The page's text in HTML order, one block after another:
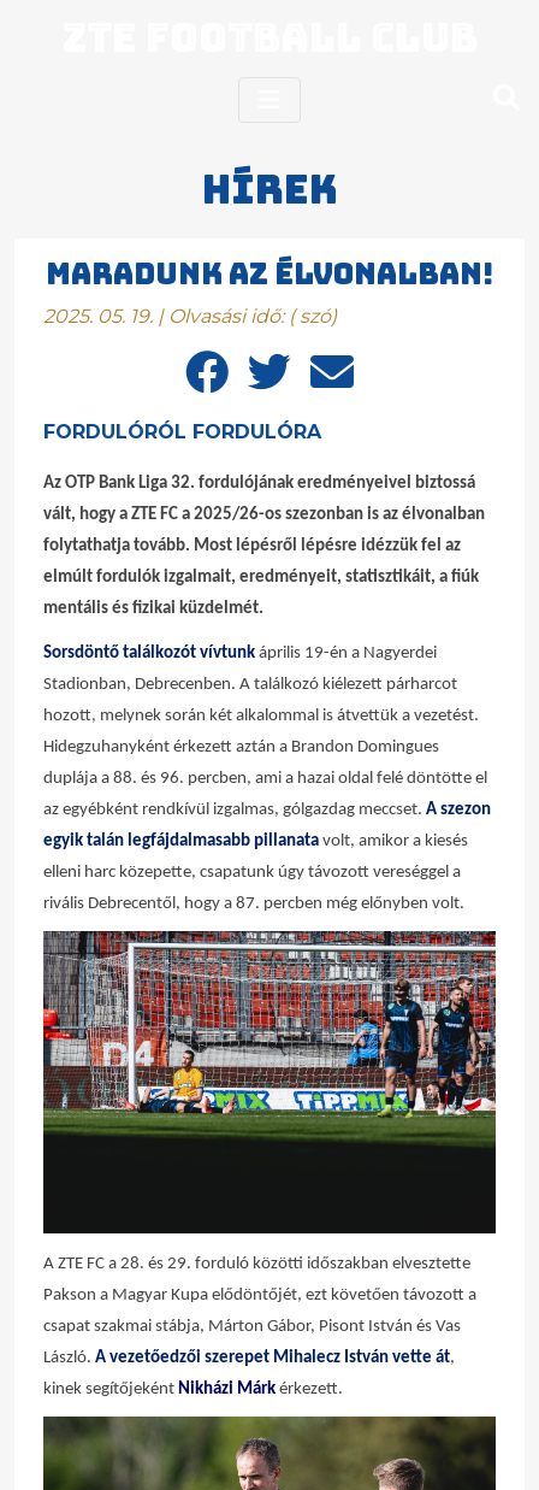
Hírek
MARADUNK AZ ÉLVONALBAN!
2025. 05. 19. | Olvasási idő: (szó)
FORDULÓRÓL FORDULÓRA
Az OTP Bank Liga 32. fordulójának eredményeivel biztossá
vált, hogy a ZTE FC a 2025/26-os szezonban is az élvonalban
folytathatja tovább. Most lépésről lépésre idézzük fel az
elmúlt fordulók izgalmait, eredményeit, statisztikáit, a fiúk
mentális és fizikai küzdelmét.
Sorsdöntő találkozót vívtunk április 19-én a Nagyerdei
Stadionban, Debrecenben. A találkozó kiélezett párharcot
hozott, melynek során két alkalommal is átvettük a vezetést.
Hidegzuhanyként érkezett aztán a Brandon Domingues
duplája a 88. és 96. percben, ami a hazai oldal felé döntötte el
az egyébként rendkívül izgalmas, gólgazdag meccset. A szezon
egyik talán legfájdalmasabb pillanata volt, amikor a kiesés
elleni harc közepette, csapatunk úgy távozott vereséggel a
rivális Debrecentől, hogy a 87. percben még előnyben volt.
A ZTE FC a 28. és 29. forduló közötti időszakban elvesztette
Pakson a Magyar Kupa elődöntőjét, ezt követően távozott a
csapat szakmai stábja, Márton Gábor, Pisont István és Vas
László. A vezetőedzői szerepet Mihalecz István vette át,
kinek segítőjeként Nikházi Márk érkezett.